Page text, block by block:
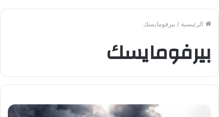
الرئيسية / بيرفومايسك
بيرفومايسك